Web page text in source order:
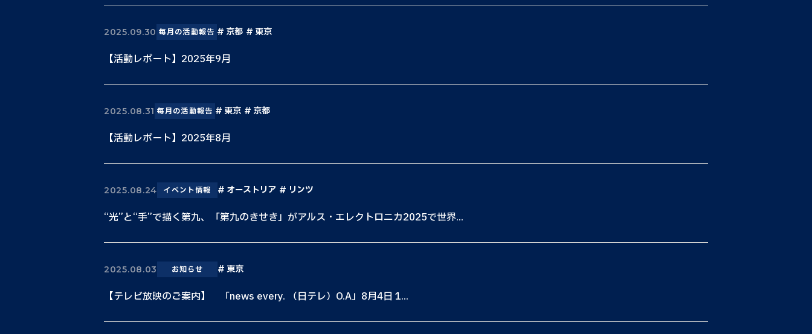
2025.09.30 毎月の活動報告 京都 東京
【活動レポート】2025年9月
2025.08.31 毎月の活動報告 東京 京都
【活動レポート】2025年8月
2025.08.24 イベント情報 オーストリア リンツ
“光”と“手”で描く第九、「第九のきせき」がアルス・エレクトロニカ2025で世界...
2025.08.03 お知らせ 東京
【テレビ放映のご案内】 「news every. （日テレ）O.A」8月4日 1...